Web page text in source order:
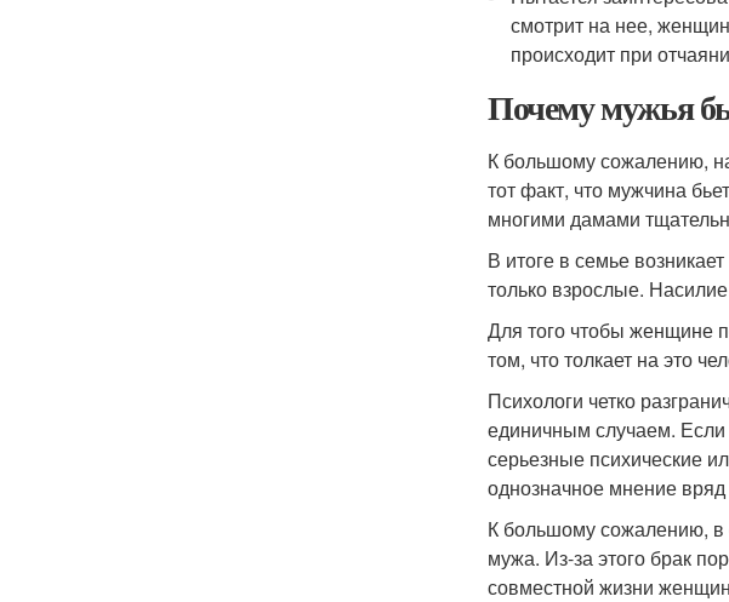
смотрит на нее,
происходит при
Почему мужья
К большому сожалению,
тот факт, что мужчина
многими дамами
В итоге в семье
только взрослые.
Для того чтобы женщине
том, что толкает на это
Психологи четко
единичным случаем. Если
серьезные психические
однозначное мнение вряд
К большому сожалению, в
мужа. Из-за этого брак
совместной жизни